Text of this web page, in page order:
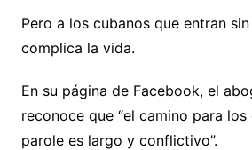
Pero a los cubanos que entran
complica la vida.
En su página de Facebook, el
reconoce que “el camino para
parole es largo y conflictivo”.